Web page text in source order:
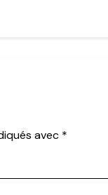
avec *